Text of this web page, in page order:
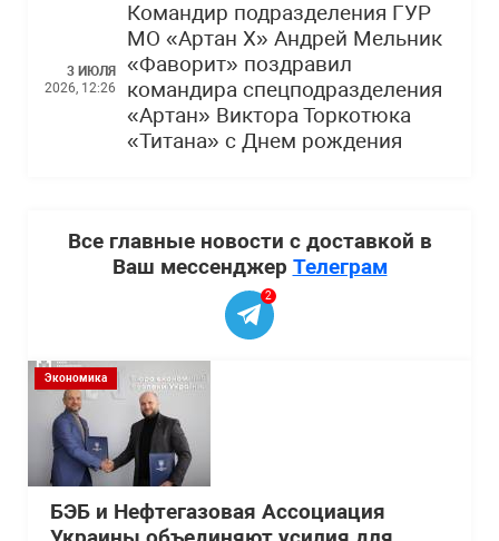
3 ИЮЛЯ
2026, 12:26
Командир подразделения ГУР
МО «Артан Х» Андрей Мельник
«Фаворит» поздравил
командира спецподразделения
«Артан» Виктора Торкотюка
«Титана» с Днем рождения
Все главные новости с доставкой в
Ваш мессенджер Телеграм
2
Экономика
БЭБ и Нефтегазовая Ассоциация